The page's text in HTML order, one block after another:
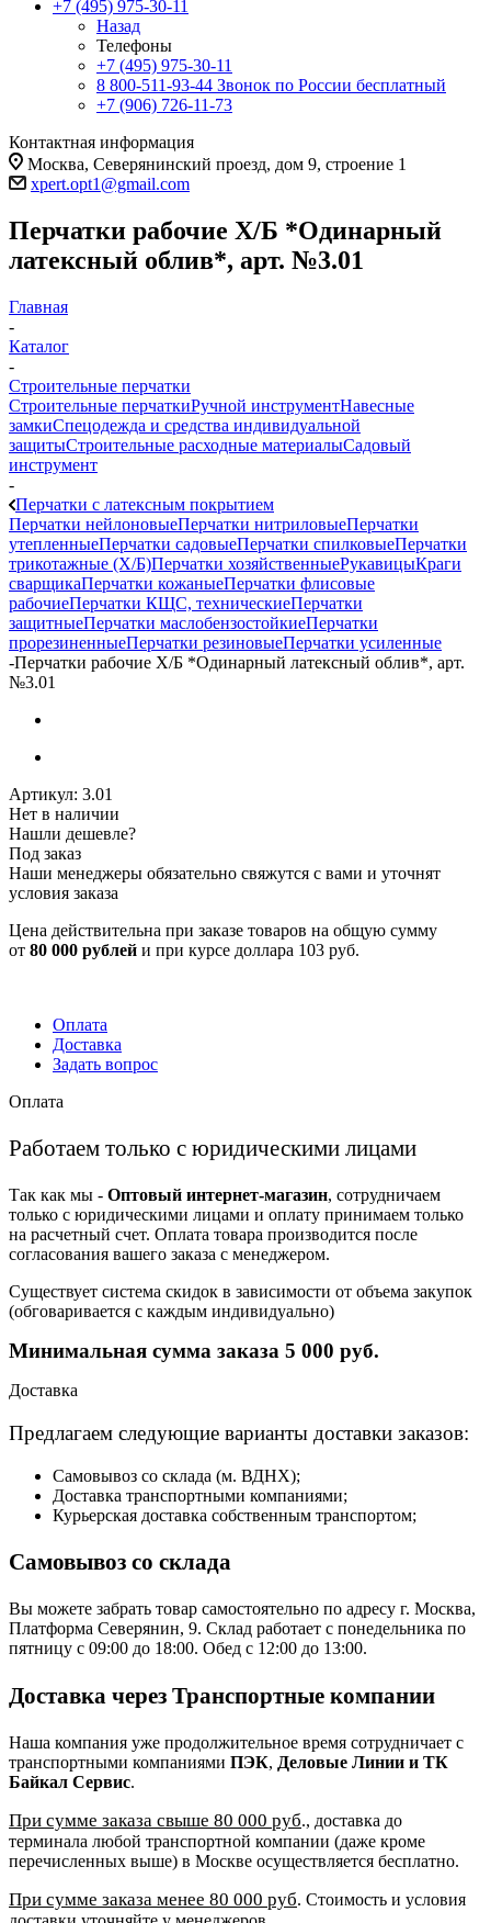
+7 (495) 975-30-11
Назад
Телефоны
+7 (495) 975-30-11
8 800-511-93-44 Звонок по России бесплатный
+7 (906) 726-11-73
Контактная информация
Москва, Северянинский проезд, дом 9, строение 1
xpert.opt1@gmail.com
Перчатки рабочие Х/Б *Одинарный
латексный облив*, арт. №3.01
Главная
-
Каталог
-
Строительные перчатки
Строительные перчаткиРучной инструментНавесные
замкиСпецодежда и средства индивидуальной
защитыСтроительные расходные материалыСадовый
инструмент
-
Перчатки с латексным покрытием
Перчатки нейлоновыеПерчатки нитриловыеПерчатки
утепленныеПерчатки садовыеПерчатки спилковыеПерчатки
трикотажные (Х/Б)Перчатки хозяйственныеРукавицыКраги
сварщикаПерчатки кожаныеПерчатки флисовые
рабочиеПерчатки КЩС, техническиеПерчатки
защитныеПерчатки маслобензостойкиеПерчатки
прорезиненныеПерчатки резиновыеПерчатки усиленные
-Перчатки рабочие Х/Б *Одинарный латексный облив*, арт.
№3.01
Артикул: 3.01
Нет в наличии
Нашли дешевле?
Под заказ
Наши менеджеры обязательно свяжутся с вами и уточнят
условия заказа
Цена действительна при заказе товаров на общую сумму
от 80 000 рублей и при курсе доллара 103 руб.
Оплата
Доставка
Задать вопрос
Оплата
Работаем только с юридическими лицами
Так как мы - Оптовый интернет-магазин, сотрудничаем
только с юридическими лицами и оплату принимаем только
на расчетный счет. Оплата товара производится после
согласования вашего заказа с менеджером.
Существует система скидок в зависимости от объема закупок
(обговаривается с каждым индивидуально)
Минимальная сумма заказа 5 000 руб.
Доставка
Предлагаем следующие варианты доставки заказов:
Самовывоз со склада (м. ВДНХ);
Доставка транспортными компаниями;
Курьерская доставка собственным транспортом;
Самовывоз со склада
Вы можете забрать товар самостоятельно по адресу г. Москва,
Платформа Северянин, 9. Склад работает с понедельника по
пятницу с 09:00 до 18:00. Обед с 12:00 до 13:00.
Доставка через Транспортные компании
Наша компания уже продолжительное время сотрудничает с
транспортными компаниями ПЭК, Деловые Линии и ТК
Байкал Сервис.
При сумме заказа свыше 80 000 руб., доставка до
терминала любой транспортной компании (даже кроме
перечисленных выше) в Москве осуществляется бесплатно.
При сумме заказа менее 80 000 руб. Стоимость и условия